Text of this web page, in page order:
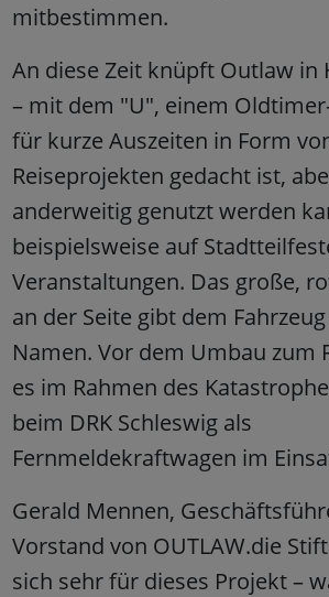
mitbestimmen.
An diese Zeit knüpft Outlaw in
– mit dem "U", einem
für kurze Auszeiten in Form
Reiseprojekten gedacht ist,
anderweitig genutzt werden
beispielsweise auf
Veranstaltungen. Das große,
an der Seite gibt dem
Namen. Vor dem Umbau zum
es im Rahmen des
beim DRK Schleswig als
Fernmeldekraftwagen im
Gerald Mennen,
Vorstand von OUTLAW.die
sich sehr für dieses Projekt –